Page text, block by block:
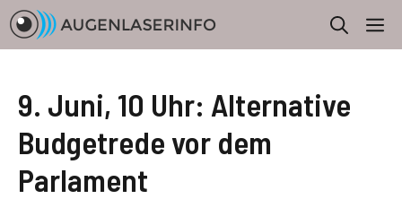
Zum
Inhalt
springen
9. Juni, 10 Uhr: Alternative
Budgetrede vor dem
Parlament